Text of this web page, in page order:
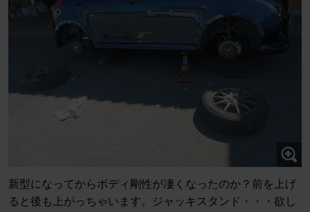
新型になってからボディ剛性が凄くなったのか？前を上げ
ると後も上がっちゃいます。ジャッキスタンド・・・欲し